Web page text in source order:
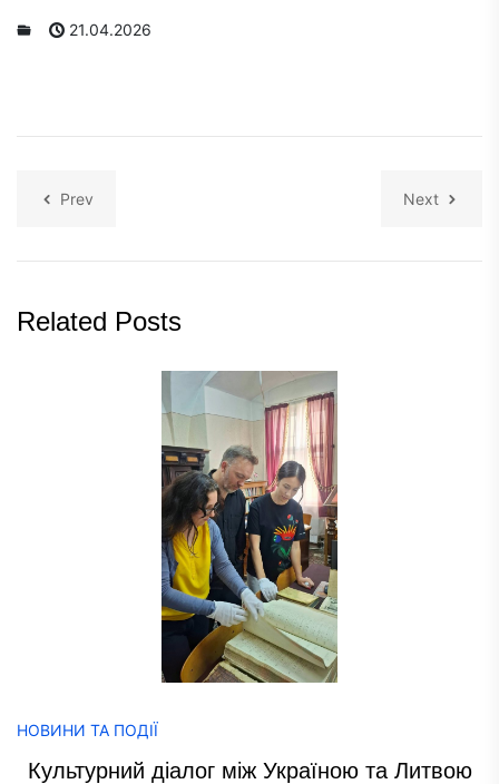
21.04.2026
Prev Next
Related Posts
НОВИНИ ТА ПОДІЇ
Культурний діалог між Україною та Литвою